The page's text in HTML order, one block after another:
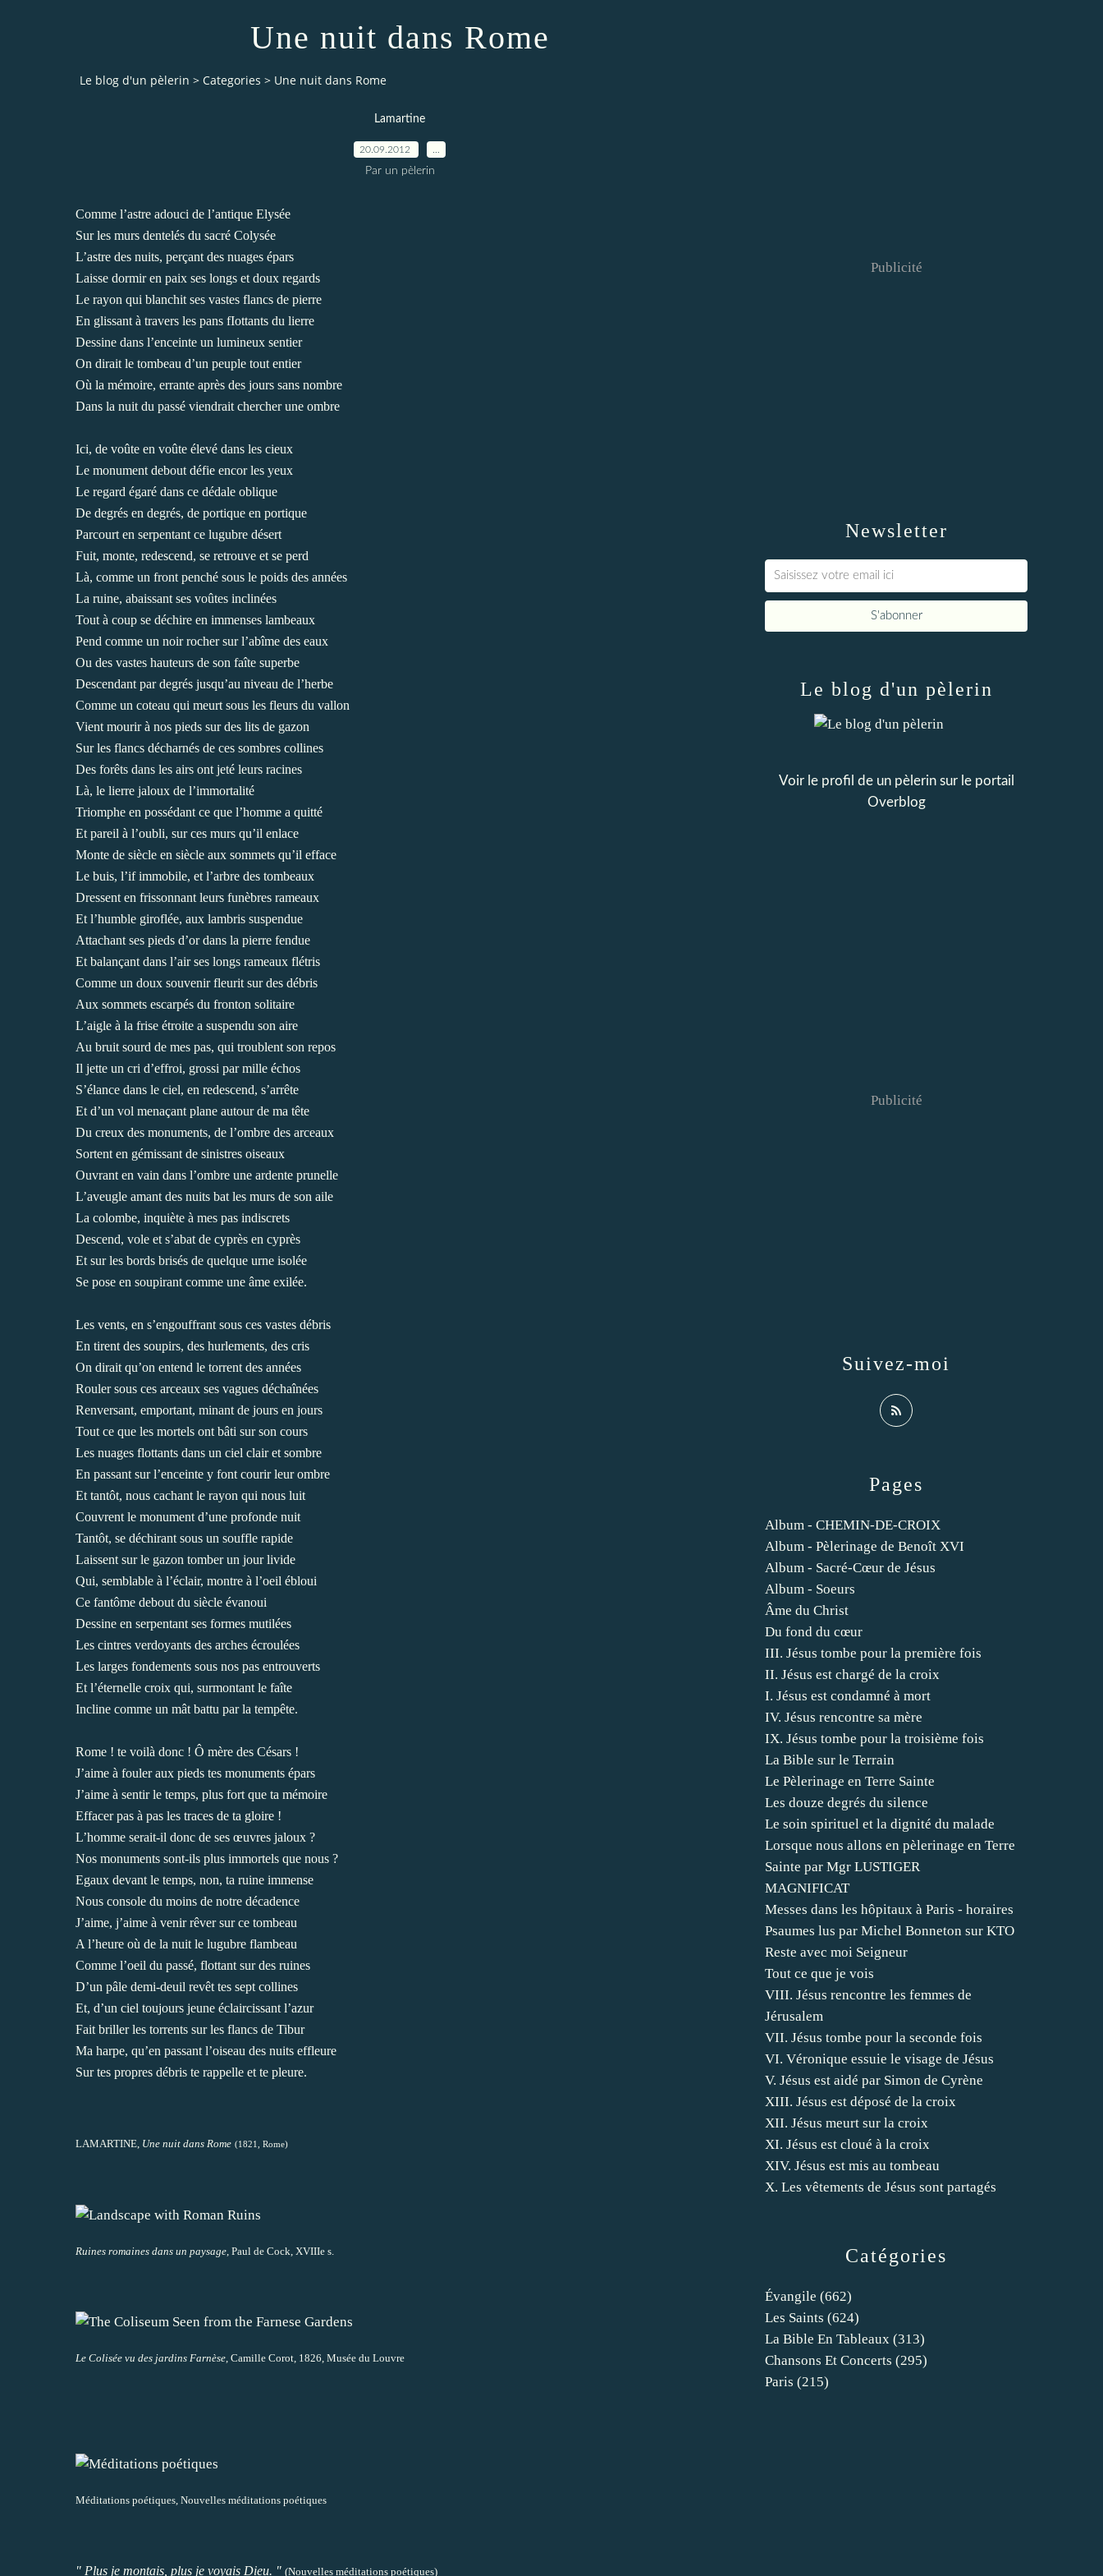
Une nuit dans Rome
Le blog d'un pèlerin > Categories > Une nuit dans Rome
Lamartine
20.09.2012
Par un pèlerin
Comme l’astre adouci de l’antique Elysée
Sur les murs dentelés du sacré Colysée
L’astre des nuits, perçant des nuages épars
Laisse dormir en paix ses longs et doux regards
Le rayon qui blanchit ses vastes flancs de pierre
En glissant à travers les pans fIottants du lierre
Dessine dans l’enceinte un lumineux sentier
On dirait le tombeau d’un peuple tout entier
Où la mémoire, errante après des jours sans nombre
Dans la nuit du passé viendrait chercher une ombre
Ici, de voûte en voûte élevé dans les cieux
Le monument debout défie encor les yeux
Le regard égaré dans ce dédale oblique
De degrés en degrés, de portique en portique
Parcourt en serpentant ce lugubre désert
Fuit, monte, redescend, se retrouve et se perd
Là, comme un front penché sous le poids des années
La ruine, abaissant ses voûtes inclinées
Tout à coup se déchire en immenses lambeaux
Pend comme un noir rocher sur l’abîme des eaux
Ou des vastes hauteurs de son faîte superbe
Descendant par degrés jusqu’au niveau de l’herbe
Comme un coteau qui meurt sous les fleurs du vallon
Vient mourir à nos pieds sur des lits de gazon
Sur les flancs décharnés de ces sombres collines
Des forêts dans les airs ont jeté leurs racines
Là, le lierre jaloux de l’immortalité
Triomphe en possédant ce que l’homme a quitté
Et pareil à l’oubli, sur ces murs qu’il enlace
Monte de siècle en siècle aux sommets qu’il efface
Le buis, l’if immobile, et l’arbre des tombeaux
Dressent en frissonnant leurs funèbres rameaux
Et l’humble giroflée, aux lambris suspendue
Attachant ses pieds d’or dans la pierre fendue
Et balançant dans l’air ses longs rameaux flétris
Comme un doux souvenir fleurit sur des débris
Aux sommets escarpés du fronton solitaire
L’aigle à la frise étroite a suspendu son aire
Au bruit sourd de mes pas, qui troublent son repos
Il jette un cri d’effroi, grossi par mille échos
S’élance dans le ciel, en redescend, s’arrête
Et d’un vol menaçant plane autour de ma tête
Du creux des monuments, de l’ombre des arceaux
Sortent en gémissant de sinistres oiseaux
Ouvrant en vain dans l’ombre une ardente prunelle
L’aveugle amant des nuits bat les murs de son aile
La colombe, inquiète à mes pas indiscrets
Descend, vole et s’abat de cyprès en cyprès
Et sur les bords brisés de quelque urne isolée
Se pose en soupirant comme une âme exilée.
Les vents, en s’engouffrant sous ces vastes débris
En tirent des soupirs, des hurlements, des cris
On dirait qu’on entend le torrent des années
Rouler sous ces arceaux ses vagues déchaînées
Renversant, emportant, minant de jours en jours
Tout ce que les mortels ont bâti sur son cours
Les nuages flottants dans un ciel clair et sombre
En passant sur l’enceinte y font courir leur ombre
Et tantôt, nous cachant le rayon qui nous luit
Couvrent le monument d’une profonde nuit
Tantôt, se déchirant sous un souffle rapide
Laissent sur le gazon tomber un jour livide
Qui, semblable à l’éclair, montre à l’oeil ébloui
Ce fantôme debout du siècle évanoui
Dessine en serpentant ses formes mutilées
Les cintres verdoyants des arches écroulées
Les larges fondements sous nos pas entrouverts
Et l’éternelle croix qui, surmontant le faîte
Incline comme un mât battu par la tempête.
Rome ! te voilà donc ! Ô mère des Césars !
J’aime à fouler aux pieds tes monuments épars
J’aime à sentir le temps, plus fort que ta mémoire
Effacer pas à pas les traces de ta gloire !
L’homme serait-il donc de ses œuvres jaloux ?
Nos monuments sont-ils plus immortels que nous ?
Egaux devant le temps, non, ta ruine immense
Nous console du moins de notre décadence
J’aime, j’aime à venir rêver sur ce tombeau
A l’heure où de la nuit le lugubre flambeau
Comme l’oeil du passé, flottant sur des ruines
D’un pâle demi-deuil revêt tes sept collines
Et, d’un ciel toujours jeune éclaircissant l’azur
Fait briller les torrents sur les flancs de Tibur
Ma harpe, qu’en passant l’oiseau des nuits effleure
Sur tes propres débris te rappelle et te pleure.
LAMARTINE, Une nuit dans Rome (1821, Rome)
Ruines romaines dans un paysage , Paul de Cock, XVIIIe s.
Le Colisée vu des jardins Farnèse , Camille Corot, 1826, Musée du Louvre
Méditations poétiques, Nouvelles méditations poétiques
" Plus je montais, plus je voyais Dieu. " (Nouvelles méditations poétiques)
Newsletter
Publicité
Catégories
Évangile (662)
Les Saints (624)
La Bible En Tableaux (313)
Chansons Et Concerts (295)
Paris (215)
Pages
Album - CHEMIN-DE-CROIX
Album - Pèlerinage de Benoît XVI
Album - Sacré-Cœur de Jésus
Album - Soeurs
Âme du Christ
Du fond du cœur
III. Jésus tombe pour la première fois
II. Jésus est chargé de la croix
I. Jésus est condamné à mort
IV. Jésus rencontre sa mère
IX. Jésus tombe pour la troisième fois
La Bible sur le Terrain
Le Pèlerinage en Terre Sainte
Les douze degrés du silence
Le soin spirituel et la dignité du malade
Lorsque nous allons en pèlerinage en Terre
Sainte par Mgr LUSTIGER
MAGNIFICAT
Messes dans les hôpitaux à Paris - horaires
Psaumes lus par Michel Bonneton sur KTO
Reste avec moi Seigneur
Tout ce que je vois
VIII. Jésus rencontre les femmes de
Jérusalem
VII. Jésus tombe pour la seconde fois
VI. Véronique essuie le visage de Jésus
V. Jésus est aidé par Simon de Cyrène
XIII. Jésus est déposé de la croix
XII. Jésus meurt sur la croix
XI. Jésus est cloué à la croix
XIV. Jésus est mis au tombeau
X. Les vêtements de Jésus sont partagés
Le blog d'un pèlerin
Voir le profil de un pèlerinsur le portail
Overblog
Suivez-moi
Publicité